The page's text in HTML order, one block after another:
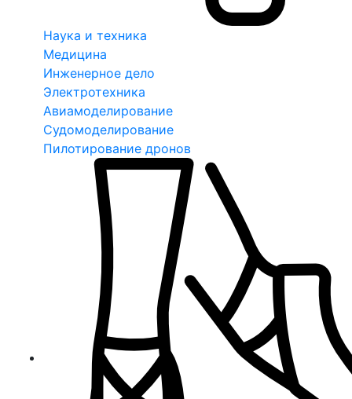
Наука и техника
Медицина
Инженерное дело
Электротехника
Авиамоделирование
Судомоделирование
Пилотирование дронов